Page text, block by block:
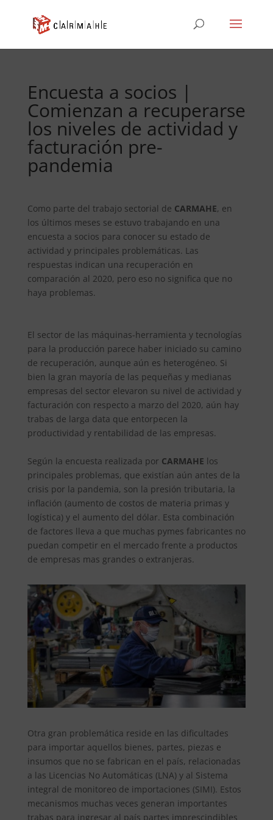
Encuesta a socios |
Comienzan a recuperarse
los niveles de actividad y
facturación pre-
pandemia
Como parte del trabajo sectorial de CARMAHE, en
los últimos meses se estuvo trabajando en una
encuesta a socios para conocer su estado de
actividad y principales problemáticas. Las
respuestas indican una recuperación en
comparación al 2020, pero eso no significa que no
haya problemas.
El sector de las máquinas-herramienta y tecnologías
para la producción parece haber iniciado su camino
de recuperación, aunque aún es heterogéneo. Si
bien la gran mayoría de las pequeñas y medianas
empresas del sector elevaron su nivel de actividad y
facturación con respecto a marzo del 2020, aún hay
trabas de larga data que entorpecen la
productividad y rentabilidad de las empresas.
Según la encuesta realizada por CARMAHE los
principales problemas, que existían aún antes de la
crisis por la pandemia, son la presión tributaria, la
inflación (aumento de costos de materia primas y
logística) y el aumento del dólar. Esta combinación
de factores lleva a que muchas pymes fabricantes no
puedan competir en el mercado frente a productos
de empresas mas grandes o extranjeras.
Otra gran problemática reside en las dificultades
para importar aquellos bienes, partes, piezas e
insumos que no se fabrican en el país, relacionadas
a las Licencias No Automáticas (LNA) y al Sistema
integral de monitoreo de importaciones (SIMI). Estos
mecanismos muchas veces generan importantes
trabas para ingresar al país partes imprescindibles